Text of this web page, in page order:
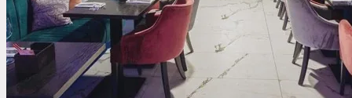
Бюджет на персону
Важные условия